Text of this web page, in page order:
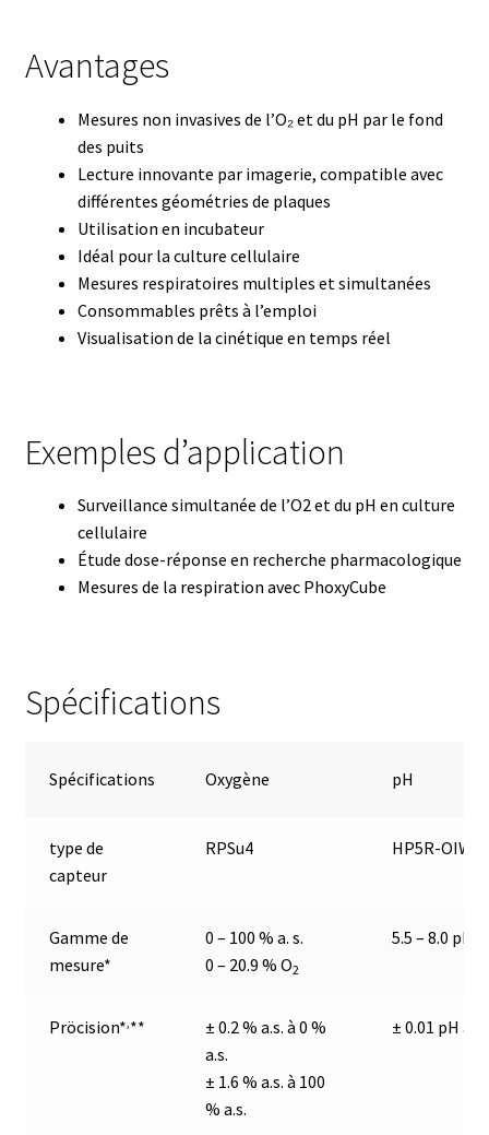
Certificats de calibration de température
Collecteur de fractions
Commande
Compteur de colonies
Conductivité
Connectique d’occasion
Consommable – Cryogénie
Consommable – Distribution de liquides
Consommables
Contrôle
Cultures de microorganismes anaérobes et microaérobes
Avantages
Mesures non invasives de l’O₂ et du pH par le fond
des puits
Lecture innovante par imagerie, compatible avec
différentes géométries de plaques
Utilisation en incubateur
Idéal pour la culture cellulaire
Mesures respiratoires multiples et simultanées
Consommables prêts à l’emploi
Visualisation de la cinétique en temps réel
Exemples d’application
Surveillance simultanée de l’O2 et du pH en culture
cellulaire
Étude dose-réponse en recherche pharmacologique
Mesures de la respiration avec PhoxyCube
Spécifications
Spécifications Oxygène pH
type de
capteur
RPSu4 HP5R-OIW
Gamme de
mesure*
0 – 100 % a. s.
0 – 20.9 % O2
5.5 – 8.0 pH
Pröcision***
± 0.2 % a.s. à 0 %
a.s.
± 1.6 % a.s. à 100
% a.s.
± 0.01 pH at